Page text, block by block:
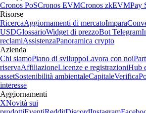
Cronos PoSCronos EVMCronos zkEVMPay
Risorse
RicercaAggiornamenti di mercatoImpara
USDGlossarioWidget di prezzoBot Telegram
reclamiAssistenzaPanoramica crypto
Azienda
Chi siamoPiano di sviluppoLavora con noi
riservaAffiliazioneLicenze e registrazioniHub
assetSostenibilità ambientaleCapitaleVerifica
interesse
Aggiornamenti
XNovità sui